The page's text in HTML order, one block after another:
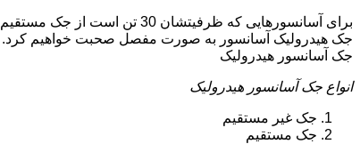
جک هیدرولیک آسانسور به صورت مفصل صحبت خواهیم کرد.
جک آسانسور هیدرولیک
انواع جک آسانسور هیدرولیک
جک غیر مستقیم
جک مستقیم